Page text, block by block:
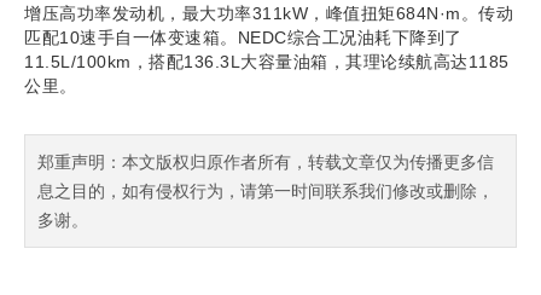
增压高功率发动机，最大功率311kW，峰值扭矩684N·m。传动
匹配10速手自一体变速箱。NEDC综合工况油耗下降到了
11.5L/100km，搭配136.3L大容量油箱，其理论续航高达1185
公里。
郑重声明：本文版权归原作者所有，转载文章仅为传播更多信
息之目的，如有侵权行为，请第一时间联系我们修改或删除，
多谢。